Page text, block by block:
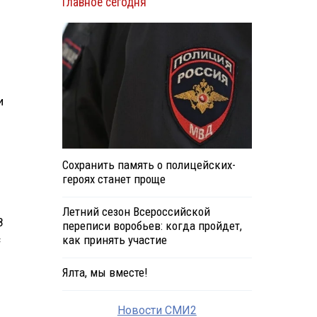
Сохранить память о полицейских-
героях станет проще
Летний сезон Всероссийской
переписи воробьев: когда пройдет,
как принять участие
Ялта, мы вместе!
Новости СМИ2